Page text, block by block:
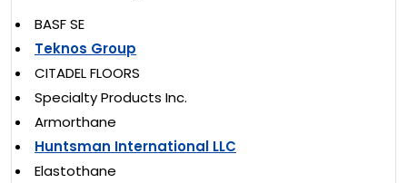
BASF SE
Teknos Group
CITADEL FLOORS
Specialty Products Inc.
Armorthane
Huntsman International LLC
Elastothane